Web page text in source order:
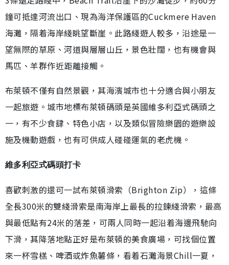
鐘可抵達河流出口、現為海洋保護區的Cuckmere Haven
海灘，隔着海岸綫眺望斷崖。此路綫遊人較多，沿途是一
望無際的草原、河道與層層山丘，景色壯闊，也有機會與
馬匹、羊群作近距離接觸。
布萊頓不僅有自然景觀，其海濱城市也十分適合與小朋友
一起旅遊。城市地標布萊頓碼頭是英國維多利亞式碼頭之
一，有不少食肆、特色小店，以及類似冒險樂園的遊樂設
施及機動遊戲，也有可供成人碰碰運氣的老虎機。
維多利亞式碼頭打卡
喜歡刺激的還可一試布萊頓滑索（Brighton Zip），這條
全長300米的雙綫滑索是南海岸上最長的拉鍊綫滑索，最高
與最低點有24米的落差，可兩人同時一起沿着海邊飛馳向
下滑，其降落地點正好是布萊頓的美食廣場，可找個位置
來一杯雪榚、啤酒或炸魚薯條，看着石灘海景Chill一夏，